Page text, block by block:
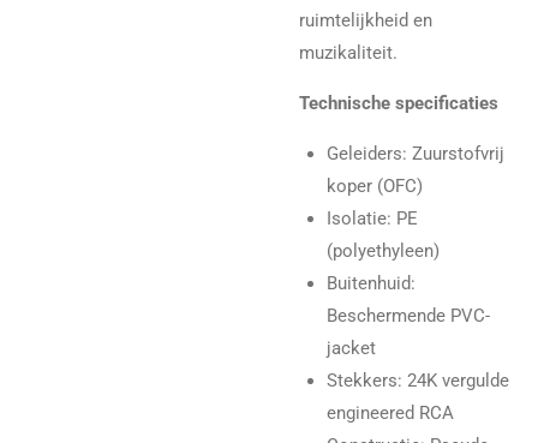
ruimtelijkheid en
muzikaliteit.
Technische specificaties
Geleiders: Zuurstofvrij
koper (OFC)
Isolatie: PE
(polyethyleen)
Buitenhuid:
Beschermende PVC-
jacket
Stekkers: 24K vergulde
engineered RCA